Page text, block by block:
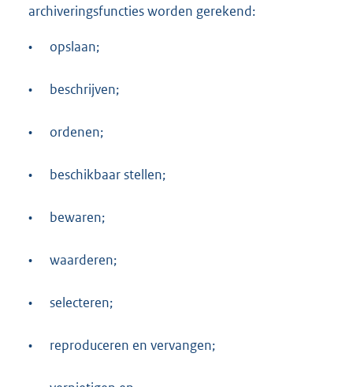
archiveringsfuncties worden gerekend:
• opslaan;
• beschrijven;
• ordenen;
• beschikbaar stellen;
• bewaren;
• waarderen;
• selecteren;
• reproduceren en vervangen;